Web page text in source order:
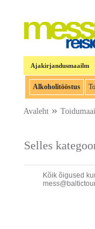
Ajakirjandusmaailm
Alkoholitööstus
Avaleht »
Selles
Kõik õigused